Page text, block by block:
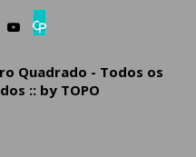
Quadrado - Todos os
:: by TOPO